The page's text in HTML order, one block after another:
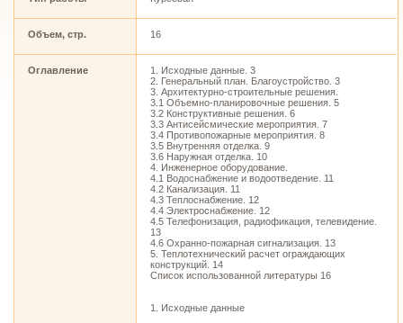
Объем, стр. 16
Оглавление
1. Исходные данные. 3
2. Генеральный план. Благоустройство. 3
3. Архитектурно-строительные решения.
3.1 Объемно-планировочные решения. 5
3.2 Конструктивные решения. 6
3.3 Антисейсмические мероприятия. 7
3.4 Противопожарные мероприятия. 8
3.5 Внутренняя отделка. 9
3.6 Наружная отделка. 10
4. Инженерное оборудование.
4.1 Водоснабжение и водоотведение. 11
4.2 Канализация. 11
4.3 Теплоснабжение. 12
4.4 Электроснабжение. 12
4.5 Телефонизация, радиофикация, телевидение.
13
4.6 Охранно-пожарная сигнализация. 13
5. Теплотехнический расчет ограждающих
конструкций. 14
Список использованной литературы 16
1. Исходные данные